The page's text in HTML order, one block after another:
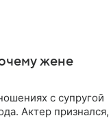
жене
с супругой
Актер признался,